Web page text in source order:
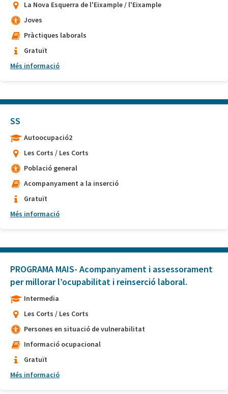
La Nova Esquerra de l'Eixample / l'Eixample
Joves
Pràctiques laborals
Gratuït
Més informació
SS
Autoocupació2
Les Corts / Les Corts
Població general
Acompanyament a la inserció
Gratuït
Més informació
PROGRAMA MAIS- Acompanyament i assessorament
per millorar l’ocupabilitat i reinserció laboral.
Intermedia
Les Corts / Les Corts
Persones en situació de vulnerabilitat
Informació ocupacional
Gratuït
Més informació